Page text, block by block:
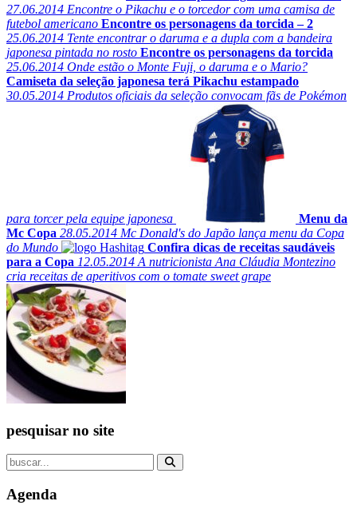
27.06.2014 Encontre o Pikachu e o torcedor com uma camisa de
futebol americano Encontre os personagens da torcida – 2
25.06.2014 Tente encontrar o daruma e a dupla com a bandeira
japonesa pintada no rosto Encontre os personagens da torcida
25.06.2014 Onde estão o Monte Fuji, o daruma e o Mario?
Camiseta da seleção japonesa terá Pikachu estampado
30.05.2014 Produtos oficiais da seleção convocam fãs de Pokémon
para torcer pela equipe japonesa
Menu da
Mc Copa 28.05.2014 Mc Donald's do Japão lança menu da Copa
do Mundo
Confira dicas de receitas saudáveis
para a Copa 12.05.2014 A nutricionista Ana Cláudia Montezino
cria receitas de aperitivos com o tomate sweet grape
pesquisar no site
Agenda